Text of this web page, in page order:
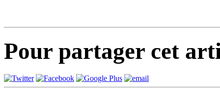
Pour partager cet